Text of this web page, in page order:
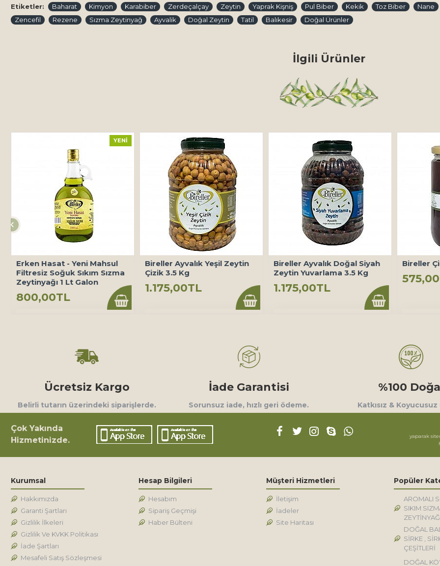
Etiketler: Baharat Kimyon Karabiber Zerdeçalçay Zeytin Yaprak Kişniş Pul Biber Kekik Toz Biber Nane
Zencefil
Rezene Sızma Zeytinyağ Ayvalik Doğal Zeytin Tatil Balıkesir Doğal Ürünler
İlgili Ürünler
YENI
Erken Hasat - Yeni Mahsul
Filtresiz Soğuk Sıkım Sızma
Zeytinyağı 1 Lt Galon
800,00TL
Bireller Ayvalık Yeşil Zeytin
Çizik 3.5 Kg
1.175,00TL
Bireller Ayvalık Doğal Siyah
Zeytin Yuvarlama 3.5 Kg
1.175,00TL
Bireller
Ücretsiz Kargo
Belirli tutarın üzerindeki siparişlerde.
İade Garantisi
Sorunsuz iade, hızlı geri ödeme.
%100
Katkısız &
Çok Yakında
Hizmetinizde.
yaparak
Kurumsal
Hakkımızda
Garanti Şartları
Gizlilik İlkeleri
Gizlilik Ve KVKK Politikası
İade Şartları
Mesafeli Satış Sözleşmesi
Hesap Bilgileri
Hesabım
Sipariş Geçmişi
Haber Bülteni
Müşteri Hizmetleri
İletişim
İadeler
Site Haritası
Popüler
AROMALI
SIKIM
DOĞAL
SİRKE ,
ÇEŞİTLERİ